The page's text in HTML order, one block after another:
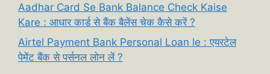
Aadhar Card Se Bank Balance Check Kaise
Kare : आधार कार्ड से बैंक बैलेंस चेक कैसे करें ?
Airtel Payment Bank Personal Loan le : एयरटेल
पेमेंट बैंक से पर्सनल लोन लें ?